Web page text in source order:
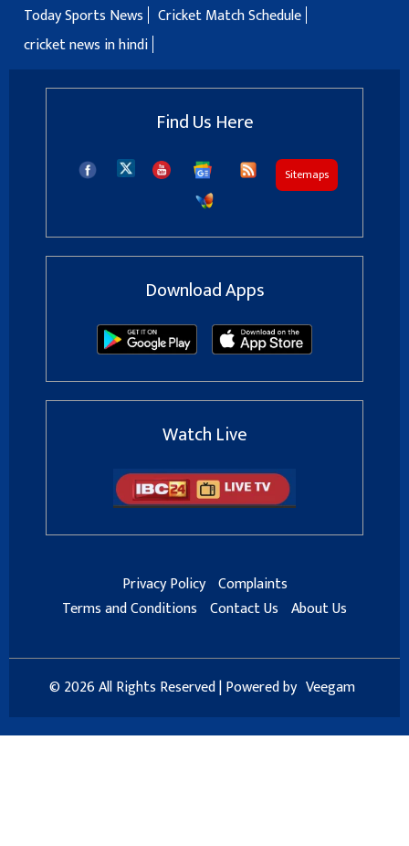
Today Sports News
Cricket Match Schedule
cricket news in hindi
Find Us Here
Sitemaps
Download Apps
Watch Live
Privacy Policy Complaints
Terms and Conditions Contact Us About Us
© 2026 All Rights Reserved | Powered by Veegam